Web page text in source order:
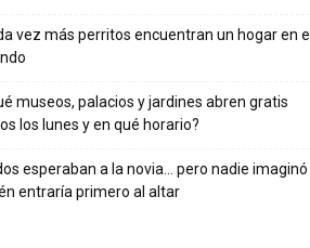
vez más perritos encuentran un hogar en el
museos, palacios y jardines abren gratis
los lunes y en qué horario?
esperaban a la novia… pero nadie imaginó
entraría primero al altar